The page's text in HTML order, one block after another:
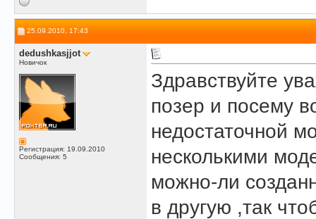
25.09.2010, 17:43
dedushkasjjot
Новичок
Регистрация: 19.09.2010
Сообщения: 5
Здравствуйте
позер и посему
недостаточной
несколькими
можно-ли
в другую ,так